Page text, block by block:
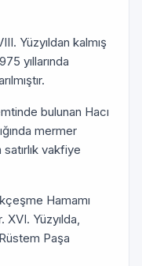
Yüzyıldan kalmış
yıllarında
bulunan Hacı
mermer
vakfiye
Hamamı
XVI. Yüzyılda,
Paşa